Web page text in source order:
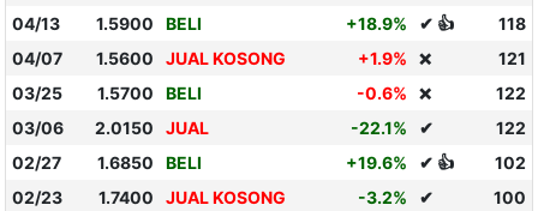
04/13
1.5900 BELI +18.9% ✔ 👍
118
04/07
1.5600 JUAL KOSONG +1.9% ❌
121
03/25
1.5700 BELI -0.6% ❌
122
03/06
2.0150 JUAL -22.1% ✔
122
02/27
1.6850 BELI +19.6% ✔ 👍
102
02/23
1.7400 JUAL KOSONG -3.2% ✔
100